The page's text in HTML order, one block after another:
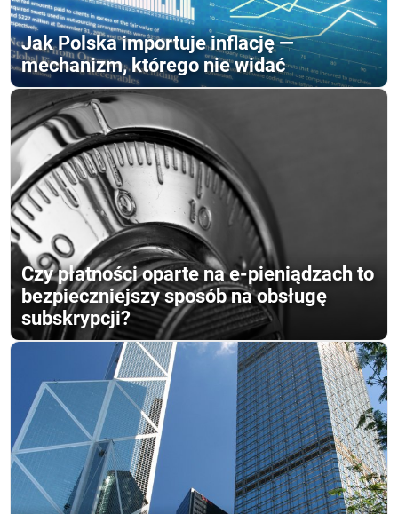
Jak Polska importuje inflację —
mechanizm, którego nie widać
Czy płatności oparte na e-pieniądzach to
bezpieczniejszy sposób na obsługę
subskrypcji?